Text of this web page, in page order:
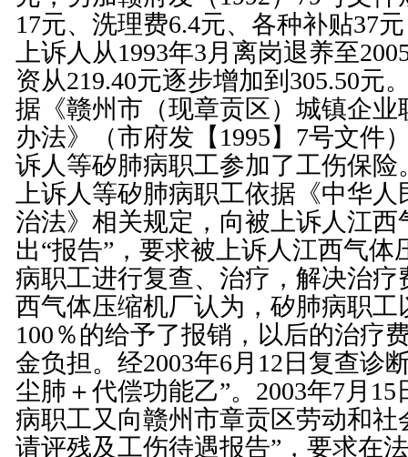
17元、洗理费6.4元、各种补贴37
上诉人从1993年3月离岗退养至
资从219.40元逐步增加到305.50元
据《赣州市（现章贡区）城镇企业
办法》（市府发【1995】7号文件
诉人等矽肺病职工参加了工伤保险
上诉人等矽肺病职工依据《中华人
治法》相关规定，向被上诉人江西
出“报告”，要求被上诉人江西气体
病职工进行复查、治疗，解决治疗
西气体压缩机厂认为，矽肺病职工
100％的给予了报销，以后的治疗
金负担。经2003年6月12日复查诊
尘肺＋代偿功能乙”。2003年7月
病职工又向赣州市章贡区劳动和社
请评残及工伤待遇报告”，要求在